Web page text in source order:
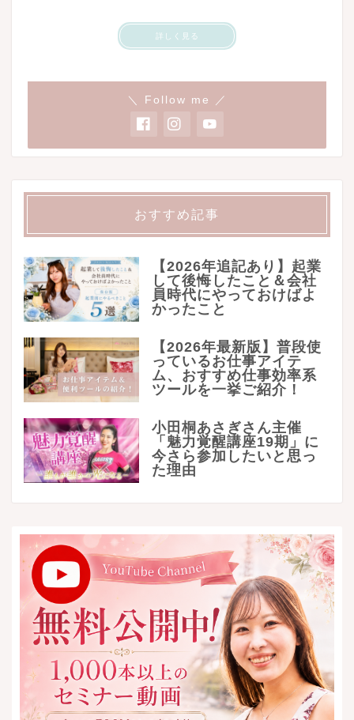
詳しく見る
＼ Follow me ／
おすすめ記事
【2026年追記あり】起業
して後悔したこと＆会社
員時代にやっておけばよ
かったこと
【2026年最新版】普段使
っているお仕事アイテ
ム、おすすめ仕事効率系
ツールを一挙ご紹介！
小田桐あさぎさん主催
「魅力覚醒講座19期」に
今さら参加したいと思っ
た理由